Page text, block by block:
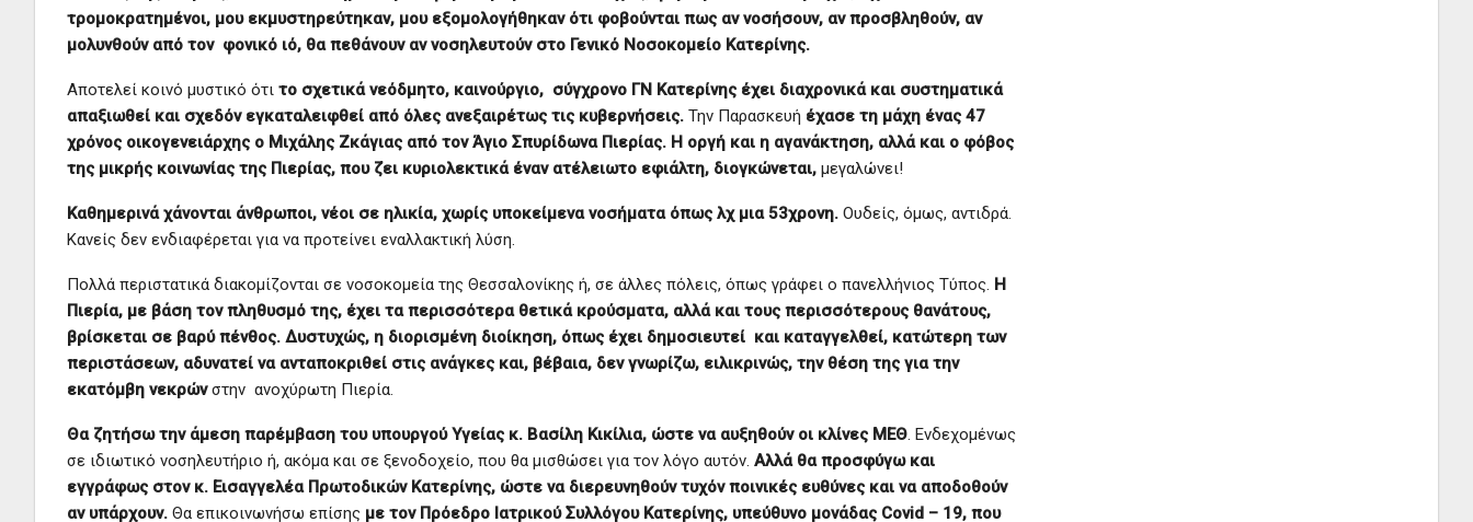
τρομοκρατημένοι, μου εκμυστηρεύτηκαν, μου εξομολογήθηκαν ότι φοβούνται πως αν νοσήσουν, αν προσβληθούν, αν
μολυνθούν από τον φονικό ιό, θα πεθάνουν αν νοσηλευτούν στο Γενικό Νοσοκομείο Κατερίνης.
Αποτελεί κοινό μυστικό ότι το σχετικά νεόδμητο, καινούργιο, σύγχρονο ΓΝ Κατερίνης έχει διαχρονικά και συστηματικά
απαξιωθεί και σχεδόν εγκαταλειφθεί από όλες ανεξαιρέτως τις κυβερνήσεις. Την Παρασκευή έχασε τη μάχη ένας 47
χρόνος οικογενειάρχης ο Μιχάλης Ζκάγιας από τον Άγιο Σπυρίδωνα Πιερίας. Η οργή και η αγανάκτηση, αλλά και ο φόβος
της μικρής κοινωνίας της Πιερίας, που ζει κυριολεκτικά έναν ατέλειωτο εφιάλτη, διογκώνεται, μεγαλώνει!
Καθημερινά χάνονται άνθρωποι, νέοι σε ηλικία, χωρίς υποκείμενα νοσήματα όπως λχ μια 53χρονη. Ουδείς, όμως, αντιδρά.
Κανείς δεν ενδιαφέρεται για να προτείνει εναλλακτική λύση.
Πολλά περιστατικά διακομίζονται σε νοσοκομεία της Θεσσαλονίκης ή, σε άλλες πόλεις, όπως γράφει ο πανελλήνιος Τύπος. Η
Πιερία, με βάση τον πληθυσμό της, έχει τα περισσότερα θετικά κρούσματα, αλλά και τους περισσότερους θανάτους,
βρίσκεται σε βαρύ πένθος. Δυστυχώς, η διορισμένη διοίκηση, όπως έχει δημοσιευτεί και καταγγελθεί, κατώτερη των
περιστάσεων, αδυνατεί να ανταποκριθεί στις ανάγκες και, βέβαια, δεν γνωρίζω, ειλικρινώς, την θέση της για την
εκατόμβη νεκρώνστην ανοχύρωτη Πιερία.
Θα ζητήσω την άμεση παρέμβαση του υπουργού Υγείας κ. Βασίλη Κικίλια, ώστε να αυξηθούν οι κλίνες ΜΕΘ. Ενδεχομένως
σε ιδιωτικό νοσηλευτήριο ή, ακόμα και σε ξενοδοχείο, που θα μισθώσει για τον λόγο αυτόν. Αλλά θα προσφύγω και
εγγράφως στον κ. Εισαγγελέα Πρωτοδικών Κατερίνης, ώστε να διερευνηθούν τυχόν ποινικές ευθύνες και να αποδοθούν
αν υπάρχουν. Θα επικοινωνήσω επίσης με τον Πρόεδρο Ιατρικού Συλλόγου Κατερίνης, υπεύθυνο μονάδας Covid – 19, που